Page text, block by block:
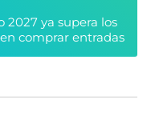
2027 ya supera los
comprar entradas